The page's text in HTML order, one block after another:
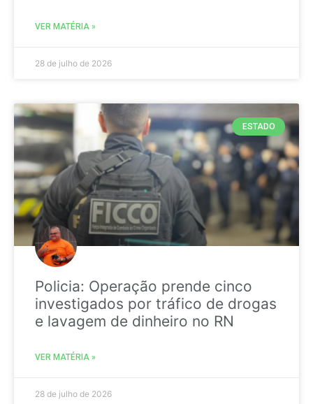
VER MATÉRIA »
28 de julho de 2026
ESTADO
Policia: Operação prende cinco
investigados por tráfico de drogas
e lavagem de dinheiro no RN
VER MATÉRIA »
28 de julho de 2026